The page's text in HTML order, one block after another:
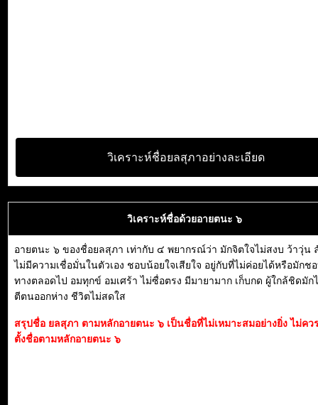
วิเคราะห์ชื่อยลสุภาอย่างละเอียด
วิเคราะห์ชื่อด้วยอายตนะ ๖
อายตนะ ๖ ของชื่อยลสุภา เท่ากับ ๔ พยากรณ์ว่า มักจิตใจไม่สงบ ว้าวุ่น
ไม่มีความเชื่อมั่นในตัวเอง ชอบน้อยใจเสียใจ อยู่กับที่ไม่ค่อยได้หรือมักช
ทางตลอดไป อมทุกข์ อมเศร้า ไม่ซื่อตรง มีมายามาก เก็บกด ผู้ใกล้ชิดมัก
ตีตนออกห่าง ชีวิตไม่สดใส
สรุปชื่อ ยลสุภา ตามหลักอายตนะ ๖ เป็นชื่อที่ไม่เหมาะสมอย่างยิ่ง ไม่คว
ตั้งชื่อตามหลักอายตนะ ๖